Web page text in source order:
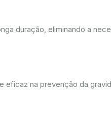
duração, eliminando a
na prevenção da